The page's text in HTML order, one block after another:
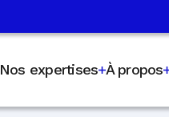
Nos expertises À propos